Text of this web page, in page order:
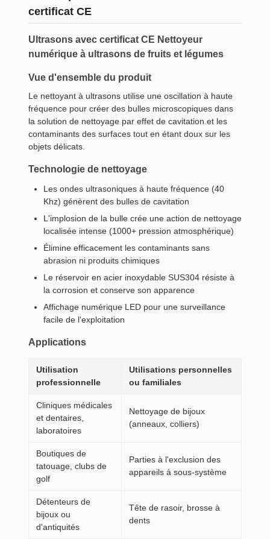
certificat CE
Ultrasons avec certificat CE Nettoyeur
numérique à ultrasons de fruits et légumes
Vue d'ensemble du produit
Le nettoyant à ultrasons utilise une oscillation à haute
fréquence pour créer des bulles microscopiques dans
la solution de nettoyage par effet de cavitation.et les
contaminants des surfaces tout en étant doux sur les
objets délicats.
Technologie de nettoyage
Les ondes ultrasoniques à haute fréquence (40
Khz) génèrent des bulles de cavitation
L'implosion de la bulle crée une action de nettoyage
localisée intense (1000+ pression atmosphérique)
Élimine efficacement les contaminants sans
abrasion ni produits chimiques
Le réservoir en acier inoxydable SUS304 résiste à
la corrosion et conserve son apparence
Affichage numérique LED pour une surveillance
facile de l'exploitation
Applications
Utilisation
professionnelle
Utilisations personnelles
ou familiales
Cliniques médicales
et dentaires,
laboratoires
Nettoyage de bijoux
(anneaux, colliers)
Boutiques de
tatouage, clubs de
golf
Parties à l'exclusion des
appareils à sous-système
Détenteurs de
bijoux ou
d'antiquités
Tête de rasoir, brosse à
dents